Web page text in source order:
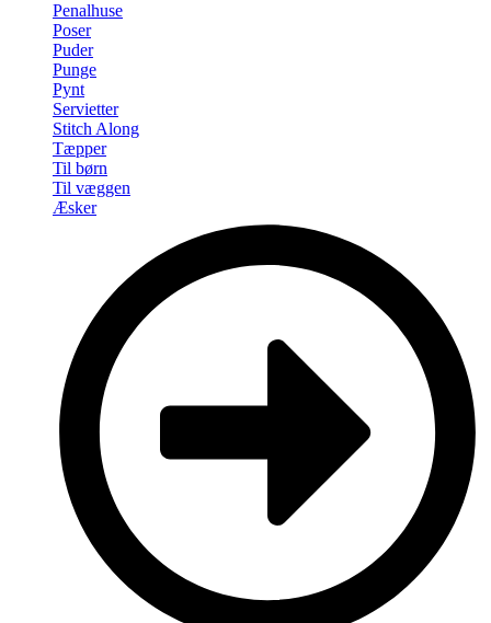
Penalhuse
Poser
Puder
Punge
Pynt
Servietter
Stitch Along
Tæpper
Til børn
Til væggen
Æsker